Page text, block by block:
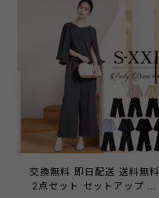
交換無料 即日配送 送料無料
2点セット セットアップ ケ